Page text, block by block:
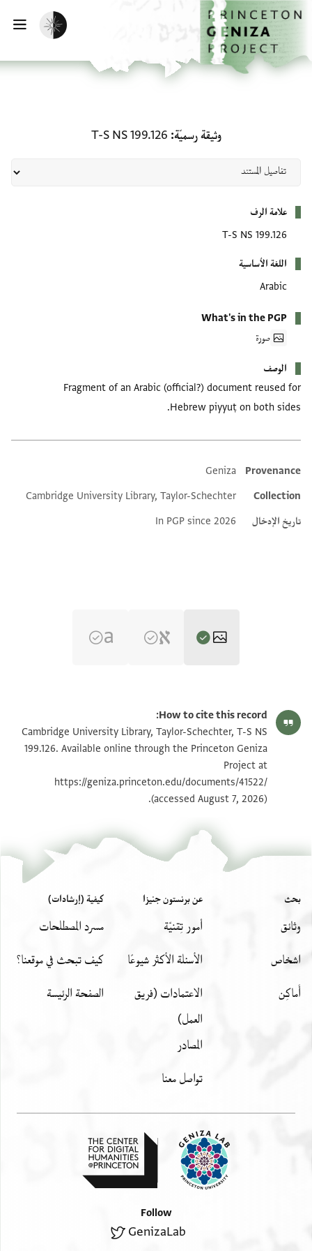
تخطي إلى المحتوى الرئيسي
الصفحة الرئيسية
تفعيل الوضع المظلم
وثيقة رسميّة T-S NS 199.126
علامة الرف
T-S NS 199.126
اللغة الأساسية
Arabic
What's in the PGP
صورة
الوصف
Fragment of an Arabic (official?) document reused for
Hebrew piyyuṭ on both sides.
Additional metadata
Provenance
Geniza
Collection
Cambridge University Library, Taylor-Schechter
تاريخ الإدخال
In PGP since 2026
بيان أذونات الصورةHow to cite this record:
Cambridge University Library, Taylor-Schechter, T-S NS
199.126. Available online through the Princeton Geniza
Project at
https://geniza.princeton.edu/documents/41522/
(accessed August 7, 2026).
بحث
وثائق
اشخاص
أَماكِن
عن برنستون جنيزا
أمور تِقنيّة
الأسئلة الأكثر شيوعًا
الاعتمادات (فريق
العمل)
المصادر
تواصل معنا
كيفية (إرشادات)
مسرد المصطلحات
كيف تبحث في موقعنا؟
الصفحة الرئيسة
Follow
GenizaLab